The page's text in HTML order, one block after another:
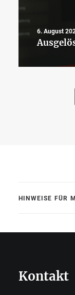
6. August
HINWEISE FÜR
Kontakt